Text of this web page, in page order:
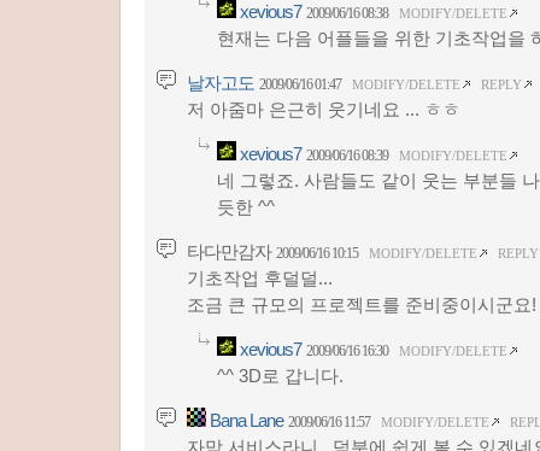
xevious7 2009/06/16 08:38 MODIFY/DELETE
현재는 다음 어플들을 위한 기초작업을
날자고도 2009/06/16 01:47 MODIFY/DELETE REPLY
저 아줌마 은근히 웃기네요 ... ㅎㅎ
xevious7 2009/06/16 08:39 MODIFY/DELETE
네 그렇죠. 사람들도 같이 웃는 부분들
듯한 ^^
타다만감자 2009/06/16 10:15 MODIFY/DELETE REPLY
기초작업 후덜덜...
조금 큰 규모의 프로젝트를 준비중이시군요!
xevious7 2009/06/16 16:30 MODIFY/DELETE
^^ 3D로 갑니다.
Bana Lane 2009/06/16 11:57 MODIFY/DELETE
자막 서비스라니.. 덕분에 쉽게 볼 수 있겠네